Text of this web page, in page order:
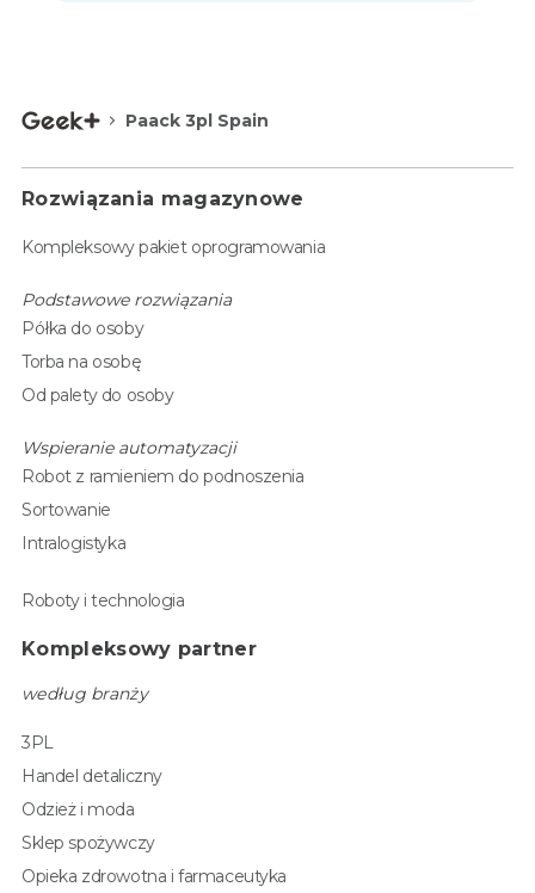
Paack 3pl Spain
Rozwiązania magazynowe
Kompleksowy pakiet oprogramowania
Podstawowe rozwiązania
Półka do osoby
Torba na osobę
Od palety do osoby
Wspieranie automatyzacji
Robot z ramieniem do podnoszenia
Sortowanie
Intralogistyka
Roboty i technologia
Kompleksowy partner
według branży
3PL
Handel detaliczny
Odzież i moda
Sklep spożywczy
Opieka zdrowotna i farmaceutyka